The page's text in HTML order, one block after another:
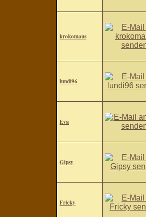
krokomaus
lundi96
Eva
Gipsy
Fricky